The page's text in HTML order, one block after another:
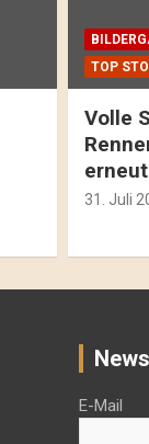
TOP
Volle
31. Juli
E-Mail